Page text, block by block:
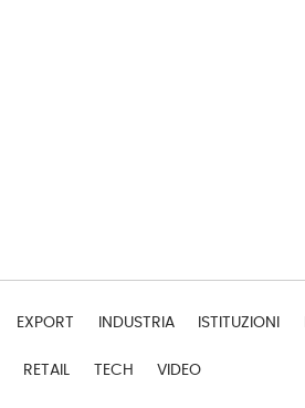
EXPORT INDUSTRIA ISTITUZIONI
RETAIL TECH VIDEO